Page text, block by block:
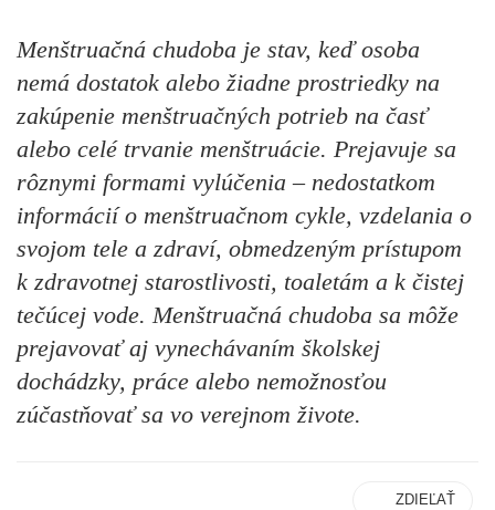
Menštruačná chudoba je stav, keď osoba
nemá dostatok alebo žiadne prostriedky na
zakúpenie menštruačných potrieb na časť
alebo celé trvanie menštruácie. Prejavuje sa
rôznymi formami vylúčenia – nedostatkom
informácií o menštruačnom cykle, vzdelania o
svojom tele a zdraví, obmedzeným prístupom
k zdravotnej starostlivosti, toaletám a k čistej
tečúcej vode. Menštruačná chudoba sa môže
prejavovať aj vynechávaním školskej
dochádzky, práce alebo nemožnosťou
zúčastňovať sa vo verejnom živote.
ZDIEĽAŤ